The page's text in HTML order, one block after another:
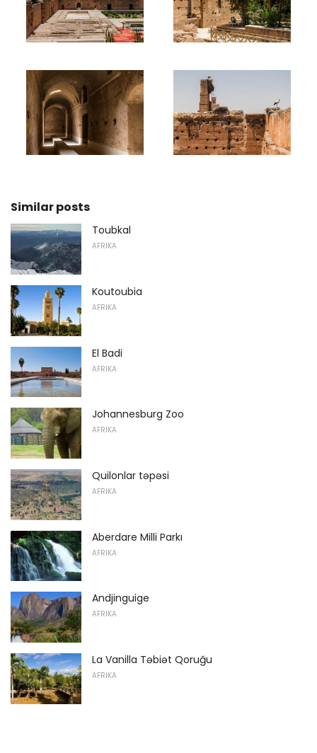
Similar posts
Toubkal
AFRIKA
Koutoubia
AFRIKA
El Badi
AFRIKA
Johannesburg Zoo
AFRIKA
Quilonlar təpəsi
AFRIKA
Aberdare Milli Parkı
AFRIKA
Andjinguige
AFRIKA
La Vanilla Təbiət Qoruğu
AFRIKA